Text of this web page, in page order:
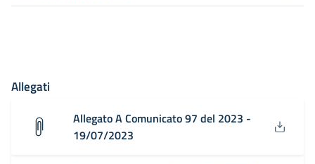
Allegati
Allegato A Comunicato 97 del 2023 -
19/07/2023